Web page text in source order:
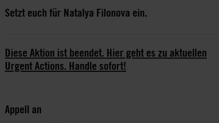
Setzt euch für Natalya Filonova ein.
Diese Aktion ist beendet. Hier geht es zu aktuellen
Urgent Actions. Handle sofort!
Appell an